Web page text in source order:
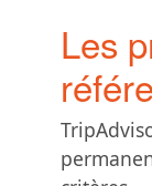
Les